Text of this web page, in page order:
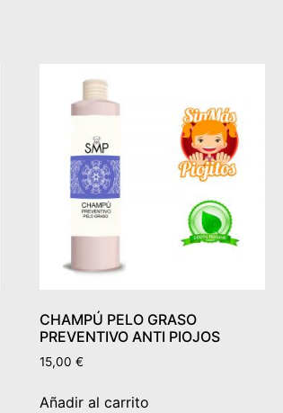
CHAMPÚ PELO GRASO
PREVENTIVO ANTI PIOJOS
15,00 €
Añadir al carrito